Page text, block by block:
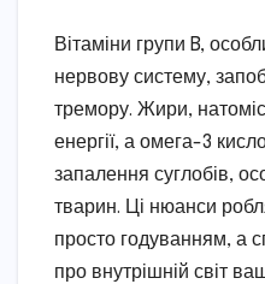
Вітаміни групи B,
нервову систему,
тремору. Жири,
енергії, а омега-3
запалення суглобів,
тварин. Ці нюанси
просто годуванням, а
про внутрішній світ